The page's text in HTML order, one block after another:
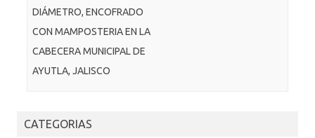
DIÁMETRO, ENCOFRADO
CON MAMPOSTERIA EN LA
CABECERA MUNICIPAL DE
AYUTLA, JALISCO
CATEGORIAS